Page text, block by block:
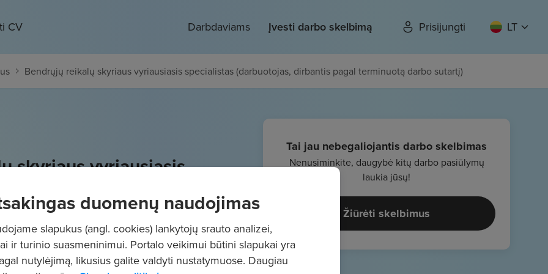
CV Darbdaviams Įvesti darbo skelbimą Prisijungti LT
Bendrųjų reikalų skyriaus vyriausiasis specialistas (darbuotojas, dirbantis pagal terminuotą darbo sutartį)
skyriaus vyriausiasis
dirbantis pagal
sutartį)
"į rankas"
Tai jau nebegaliojantis darbo skelbimas
Nenusiminkite, daugybė kitų darbo pasiūlymų
laukia jūsų!
Žiūrėti skelbimus
duomenų naudojimas
slapukus (angl. cookies) lankytojų srauto analizei,
ir turinio suasmeninimui. Portalo veikimui būtini slapukai yra
nutylėjimą, likusius galite valdyti nustatymuose. Daugiau